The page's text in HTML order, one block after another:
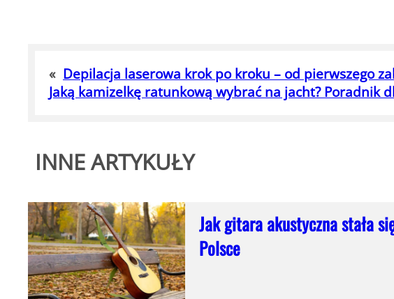
« Depilacja laserowa krok po kroku – od pierwszego
Jaką kamizelkę ratunkową wybrać na jacht? Poradnik
INNE ARTYKUŁY
Jak gitara akustyczna stała
Polsce